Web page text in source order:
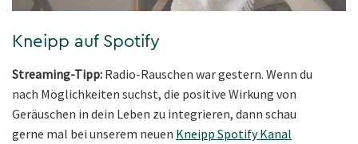
Kneipp auf Spotify
Streaming-Tipp: Radio-Rauschen war gestern. Wenn du
nach Möglichkeiten suchst, die positive Wirkung von
Geräuschen in dein Leben zu integrieren, dann schau
gerne mal bei unserem neuen Kneipp Spotify Kanal